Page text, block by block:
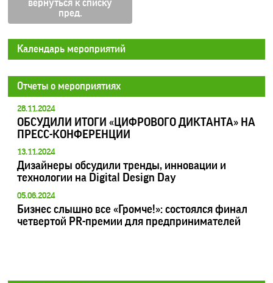
вернуться к списку
Календарь мероприятий
Отчеты о мероприятиях
28.11.2024
ОБСУДИЛИ ИТОГИ «ЦИФРОВОГО ДИКТАНТА» НА
ПРЕСС-КОНФЕРЕНЦИИ
13.11.2024
Дизайнеры обсудили тренды, инновации и
технологии на Digital Design Day
05.06.2024
Бизнес слышно все «Громче!»: состоялся финал
четвертой PR-премии для предпринимателей